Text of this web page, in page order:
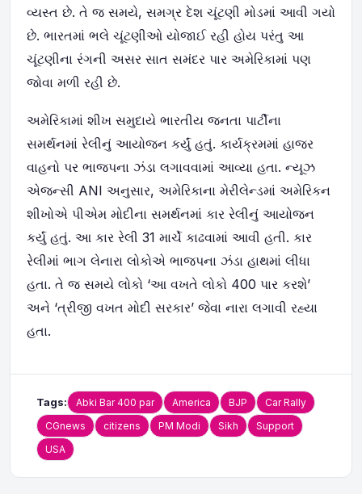
વ્યસ્ત છે. તે જ સમયે, સમગ્ર દેશ ચૂંટણી મોડમાં આવી ગયો
છે. ભારતમાં ભલે ચૂંટણીઓ યોજાઈ રહી હોય પરંતુ આ
ચૂંટણીના રંગની અસર સાત સમંદર પાર અમેરિકામાં પણ
જોવા મળી રહી છે.
અમેરિકામાં શીખ સમુદાયે ભારતીય જનતા પાર્ટીના
સમર્થનમાં રેલીનું આયોજન કર્યું હતું. કાર્યક્રમમાં હાજર
વાહનો પર ભાજપના ઝંડા લગાવવામાં આવ્યા હતા. ન્યૂઝ
એજન્સી ANI અનુસાર, અમેરિકાના મેરીલેન્ડમાં અમેરિકન
શીખોએ પીએમ મોદીના સમર્થનમાં કાર રેલીનું આયોજન
કર્યું હતું. આ કાર રેલી 31 માર્ચે કાઢવામાં આવી હતી. કાર
રેલીમાં ભાગ લેનારા લોકોએ ભાજપના ઝંડા હાથમાં લીધા
હતા. તે જ સમયે લોકો ‘આ વખતે લોકો 400 પાર કરશે’
અને ‘ત્રીજી વખત મોદી સરકાર’ જેવા નારા લગાવી રહ્યા
હતા.
Tags: Abki Bar 400 par America BJP
Car Rally
CGnews
citizens PM Modi Sikh
Support
USA